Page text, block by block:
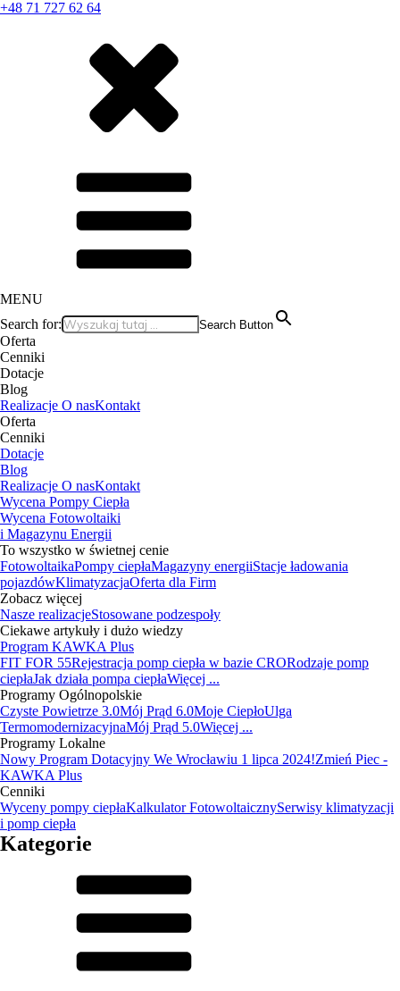
+48 71 727 62 64
MENU
Search for:
Search Button
Oferta
Cenniki
Dotacje
Blog
Realizacje O nasKontakt
Oferta
Cenniki
Dotacje
Blog
Realizacje O nasKontakt
Wycena Pompy Ciepła
Wycena Fotowoltaiki
i Magazynu Energii
To wszystko w świetnej cenie
FotowoltaikaPompy ciepłaMagazyny energiiStacje ładowania
pojazdówKlimatyzacjaOferta dla Firm
Zobacz więcej
Nasze realizacjeStosowane podzespoły
Ciekawe artykuły i dużo wiedzy
Program KAWKA Plus
FIT FOR 55Rejestracja pomp ciepła w bazie CRORodzaje pomp
ciepłaJak działa pompa ciepłaWięcej ...
Programy Ogólnopolskie
Czyste Powietrze 3.0Mój Prąd 6.0Moje CiepłoUlga
TermomodernizacyjnaMój Prąd 5.0Więcej ...
Programy Lokalne
Nowy Program Dotacyjny We Wrocławiu 1 lipca 2024!Zmień Piec -
KAWKA Plus
Cenniki
Wyceny pompy ciepłaKalkulator FotowoltaicznySerwisy klimatyzacji
i pomp ciepła
Kategorie